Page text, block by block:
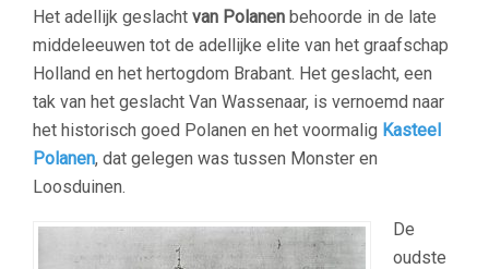
Het adellijk geslacht van Polanen behoorde in de late
middeleeuwen tot de adellijke elite van het graafschap
Holland en het hertogdom Brabant. Het geslacht, een
tak van het geslacht Van Wassenaar, is vernoemd naar
het historisch goed Polanen en het voormalig Kasteel
Polanen, dat gelegen was tussen Monster en
Loosduinen.
De
oudste